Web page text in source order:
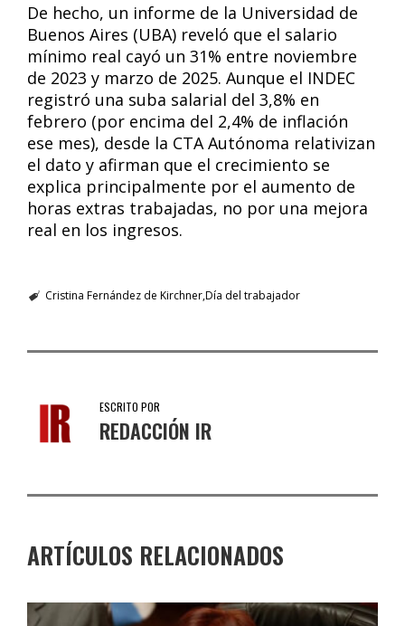
De hecho, un informe de la Universidad de
Buenos Aires (UBA) reveló que el salario
mínimo real cayó un 31% entre noviembre
de 2023 y marzo de 2025. Aunque el INDEC
registró una suba salarial del 3,8% en
febrero (por encima del 2,4% de inflación
ese mes), desde la CTA Autónoma relativizan
el dato y afirman que el crecimiento se
explica principalmente por el aumento de
horas extras trabajadas, no por una mejora
real en los ingresos.
Cristina Fernández de KirchnerDía del trabajador
ESCRITO POR
REDACCIÓN IR
ARTÍCULOS RELACIONADOS